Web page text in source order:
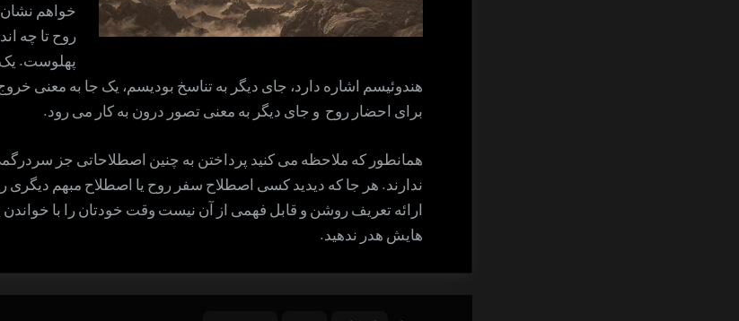
خواهم
روح تا چه
پهلوست.
هندوئیسم اشاره دارد، جای دیگر به تناسخ بودیسم، یک جا به معنی
برای احضار روح و جای دیگر به معنی تصور درون به کار می رود.
همانطور که ملاحظه می کنید پرداختن به چنین اصطلاحاتی جز
ندارند. هر جا که دیدید کسی اصطلاح سفر روح یا اصطلاح مبهم دیگری را
ارائه تعریف روشن و قابل فهمی از آن نیست وقت خودتان را با خواندن
هایش هدر ندهید.